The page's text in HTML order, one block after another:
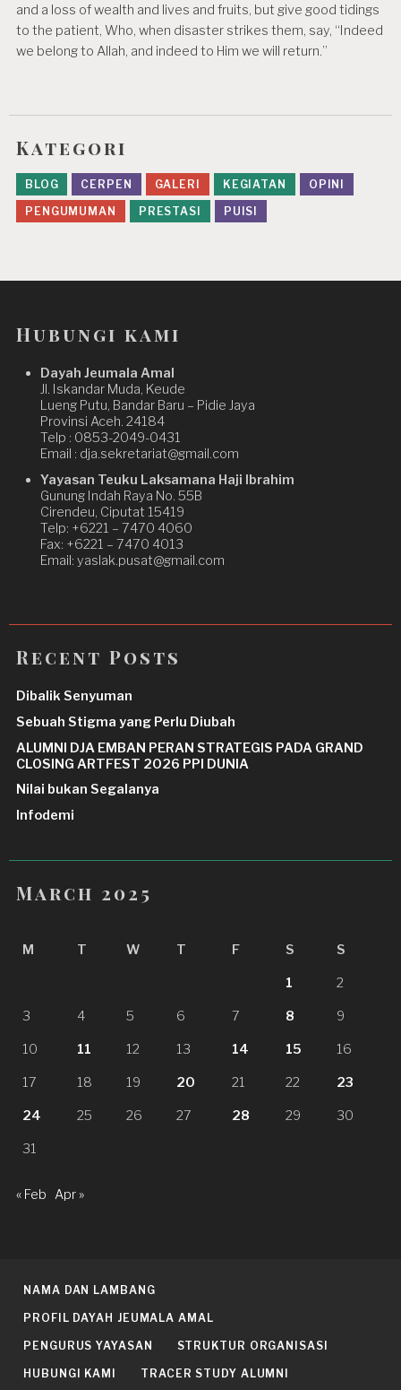
and a loss of wealth and lives and fruits, but give good tidings
to the patient, Who, when disaster strikes them, say, “Indeed
we belong to Allah, and indeed to Him we will return.”
Kategori
BLOG CERPEN GALERI KEGIATAN
OPINI
PENGUMUMAN
PRESTASI PUISI
Hubungi kami
Dayah Jeumala Amal
Jl. Iskandar Muda, Keude
Lueng Putu, Bandar Baru – Pidie Jaya
Provinsi Aceh. 24184
Telp : 0853-2049-0431
Email : dja.sekretariat@gmail.com
Yayasan Teuku Laksamana Haji Ibrahim
Gunung Indah Raya No. 55B
Cirendeu, Ciputat 15419
Telp: +6221 – 7470 4060
Fax: +6221 – 7470 4013
Email: yaslak.pusat@gmail.com
Recent Posts
Dibalik Senyuman
Sebuah Stigma yang Perlu Diubah
ALUMNI DJA EMBAN PERAN STRATEGIS PADA GRAND
CLOSING ARTFEST 2026 PPI DUNIA
Nilai bukan Segalanya
Infodemi
March 2025
M T W T F S S
1 2
3 4 5 6 7 8 9
10 11 12 13 14 15 16
17 18 19 20 21 22 23
24 25 26 27 28 29 30
31
« Feb Apr »
NAMA DAN LAMBANG
PROFIL DAYAH JEUMALA AMAL
PENGURUS YAYASAN STRUKTUR ORGANISASI
HUBUNGI KAMI TRACER STUDY ALUMNI